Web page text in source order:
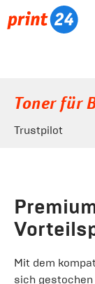
Toner für
Trustpilot
Mit dem
sich